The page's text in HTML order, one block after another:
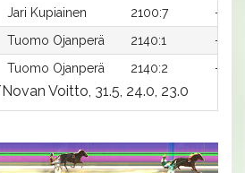
Jari Kupiainen 2100:7
-
Tuomo Ojanperä 2140:1
-
Tuomo Ojanperä 2140:2 -
Voitto, 31.5, 24.0, 23.0